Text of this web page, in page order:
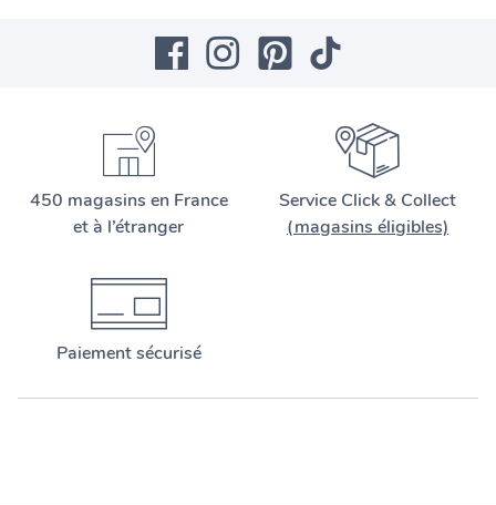
450 magasins en France
et à l’étranger
Service Click & Collect
(magasins éligibles)
Paiement sécurisé